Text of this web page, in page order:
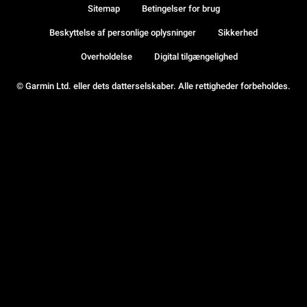
© Garmin Ltd. eller dets datterselskaber. Alle rettigheder forbeholdes.
Sitemap Betingelser for brug
Beskyttelse af personlige oplysninger Sikkerhed
Overholdelse Digital tilgængelighed